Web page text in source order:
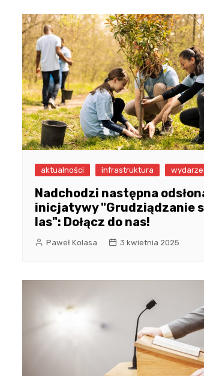
aktualności infrastruktura
Nadchodzi następna
inicjatywy "Grudziądzanie
las": Dołącz do nas!
Paweł Kolasa 3 kwietnia 2025